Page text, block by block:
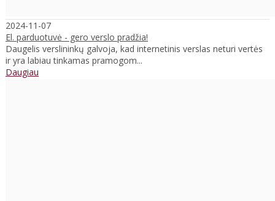
2024-11-07
El. parduotuvė - gero verslo pradžia!
Daugelis verslininkų galvoja, kad internetinis verslas neturi vertės
ir yra labiau tinkamas pramogom...
Daugiau